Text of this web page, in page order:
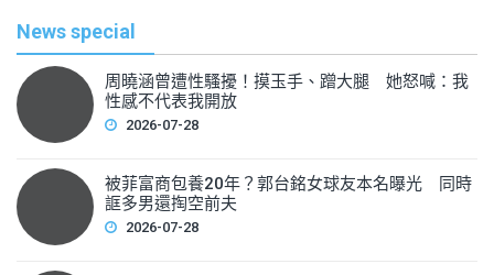
o
k
News special
周曉涵曾遭性騷擾！摸玉手、蹭大腿 她怒喊：我
性感不代表我開放
2026-07-28
被菲富商包養20年？郭台銘女球友本名曝光 同時
誆多男還掏空前夫
2026-07-28